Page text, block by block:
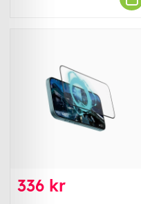
336 kr